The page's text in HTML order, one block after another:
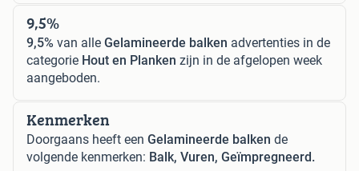
9,5%
9,5% van alle Gelamineerde balken advertenties in de
categorie Hout en Planken zijn in de afgelopen week
aangeboden.
Kenmerken
Doorgaans heeft een Gelamineerde balken de
volgende kenmerken: Balk, Vuren, Geïmpregneerd.